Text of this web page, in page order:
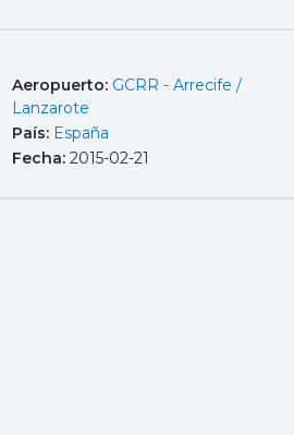
Aeropuerto: GCRR - Arrecife /
Lanzarote
País: España
Fecha: 2015-02-21